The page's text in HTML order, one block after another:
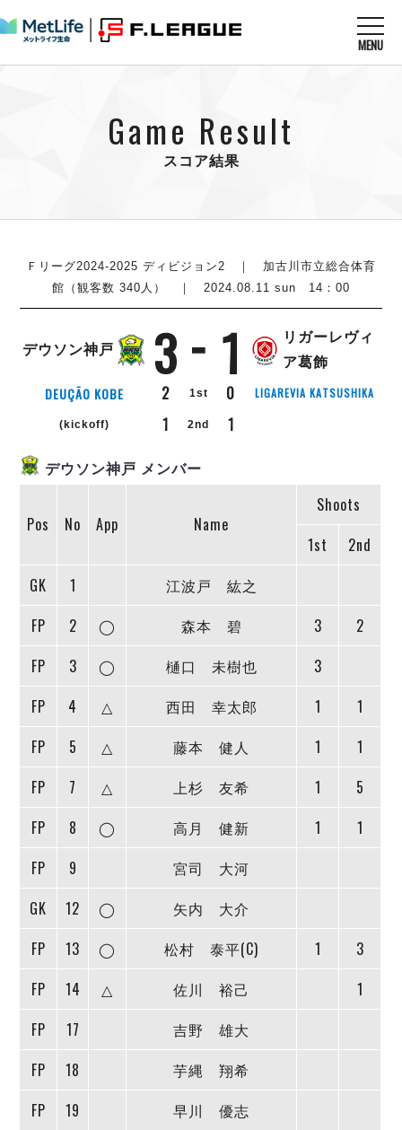
MENU
すべてのニュース
U-23選抜
チケット
メディア情報
その他
試合を観る MATCHES
順位表
戦績表
警告・退場・出場停止選手
個人ランキング｜ゴール
個人ランキング｜シュート
個人ランキング｜シュート成功率
メットライフ生命Ｆ２リーグ
順位表
警告・退場・出場停止選手
個人ランキング｜シュート
個人ランキング｜第2PK
メットライフ生命Ｆリーグカップ 2026
大会概要
アリーナ情報
チケット情報
過去の記録
エスポラーダ北海道
フウガドールすみだ
立川アスレティックFC
ペスカドーラ町田
ボアルース長野
シュライカー大阪
メットライフ生命Ｆ２リーグ
ヴォスクオーレ仙台
リガーレヴィア葛飾
Y．S．C．C．横浜
ヴィンセドール白山
アグレミーナ浜松
ポルセイド浜田
ミラクルスマイル新居浜
チケットを買う TICKET
アリーナ情報 ARENA
リーグ概要 ABOUT US
リーグ概要
大会概要
クラブライセンス関連
過去の記録 ARCHIVE
過去の試合記録
ディビジョン2 試合記録
Ｆリーグカップ 試合記録
リーグ統計データ
記念ゴール
担当審判員
選手の通算記録（Ｆ１）
バルドラール浦安
フウガドールすみだ
しながわシティ
立川アスレティックFC
湘南ベルマーレ
ボアルース長野
シュライカー大阪
バサジィ大分
プロジェクト PROJECT
ABeam AWARD
DIVISION 02
FOLLOW US!
Game Result
スコア結果
Ｆリーグ2024-2025 ディビジョン2
｜ 加古川市立総合体育
館（観客数 340人） ｜ 2024.08.11 sun 14：00
デウソン神戸 3 1
リガーレヴィ
ア葛飾
DEUÇÃO KOBE 2 1st 0 LIGAREVIA KATSUSHIKA
(kickoff) 1 2nd
1
デウソン神戸 メンバー
Pos No App Name
Shoots
1st
2nd
GK
1
江波戸 紘之
FP
2 ◯ 森本 碧 3
2
FP
3 ◯ 樋口 未樹也
3
FP
4 △ 西田 幸太郎 1
1
FP
5 △ 藤本 健人 1
1
FP
7 △ 上杉 友希 1
5
FP
8 ◯ 高月 健新 1
1
FP
9
宮司 大河
GK
12 ◯
矢内 大介
FP
13 ◯ 松村 泰平(C) 1
3
FP
14 △ 佐川 裕己
1
FP
17
吉野 雄大
FP
18
芋縄 翔希
FP
19
早川 優志